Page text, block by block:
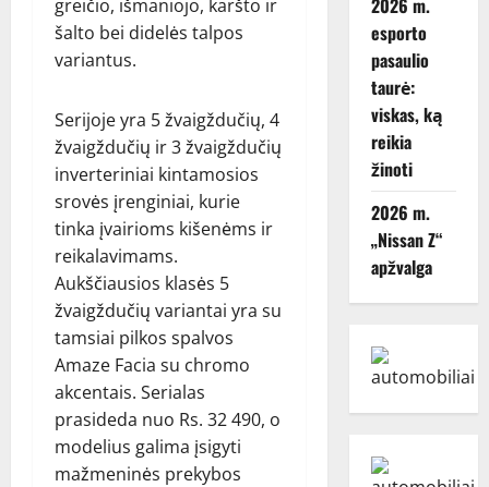
greičio, išmaniojo, karšto ir
šalto bei didelės talpos
variantus.
Serijoje yra 5 žvaigždučių, 4
žvaigždučių ir 3 žvaigždučių
inverteriniai kintamosios
srovės įrenginiai, kurie
tinka įvairioms kišenėms ir
reikalavimams.
Aukščiausios klasės 5
žvaigždučių variantai yra su
tamsiai pilkos spalvos
Amaze Facia su chromo
akcentais. Serialas
prasideda nuo Rs. 32 490, o
modelius galima įsigyti
mažmeninės prekybos
2026 m.
esporto
pasaulio
taurė:
viskas, ką
reikia
žinoti
2026 m.
„Nissan Z“
apžvalga